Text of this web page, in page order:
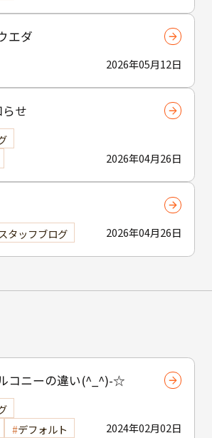
エダ
2026年05月12日
せ
2026年04月26日
2026年04月26日
タッフブログ
コニーの違い(^_^)-☆
2024年02月02日
デフォルト